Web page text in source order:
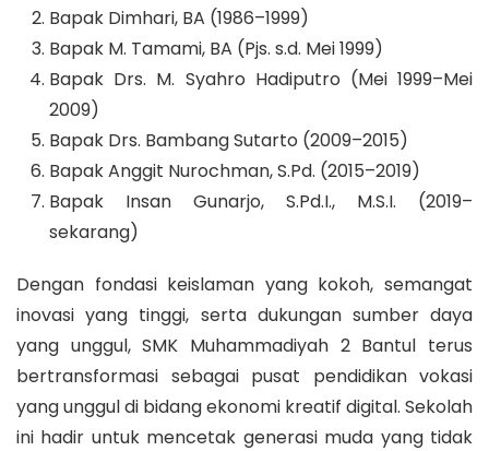
Bapak Dimhari, BA (1986–1999)
Bapak M. Tamami, BA (Pjs. s.d. Mei 1999)
Bapak Drs. M. Syahro Hadiputro (Mei 1999–Mei
2009)
Bapak Drs. Bambang Sutarto (2009–2015)
Bapak Anggit Nurochman, S.Pd. (2015–2019)
Bapak Insan Gunarjo, S.Pd.I., M.S.I. (2019–
sekarang)
Dengan fondasi keislaman yang kokoh, semangat
inovasi yang tinggi, serta dukungan sumber daya
yang unggul, SMK Muhammadiyah 2 Bantul terus
bertransformasi sebagai pusat pendidikan vokasi
yang unggul di bidang ekonomi kreatif digital. Sekolah
ini hadir untuk mencetak generasi muda yang tidak